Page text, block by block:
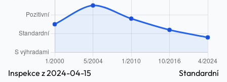
Inspekce z 2024-04-15
Standardní